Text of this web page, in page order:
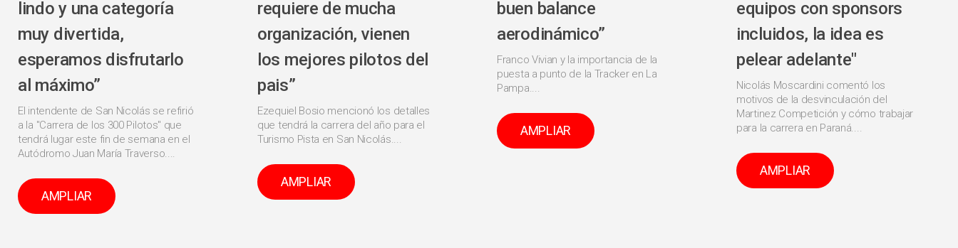
lindo y una categoría
muy divertida,
esperamos disfrutarlo
al máximo”
El intendente de San Nicolás se refirió
a la "Carrera de los 300 Pilotos" que
tendrá lugar este fin de semana en el
Autódromo Juan María Traverso....
AMPLIAR
requiere de mucha
organización, vienen
los mejores pilotos del
pais”
Ezequiel Bosio mencionó los detalles
que tendrá la carrera del año para el
Turismo Pista en San Nicolás....
AMPLIAR
buen balance
aerodinámico”
Franco Vivian y la importancia de la
puesta a punto de la Tracker en La
Pampa....
AMPLIAR
equipos con sponsors
incluidos, la idea es
pelear adelante"
Nicolás Moscardini comentó los
motivos de la desvinculación del
Martinez Competición y cómo trabajar
para la carrera en Paraná....
AMPLIAR